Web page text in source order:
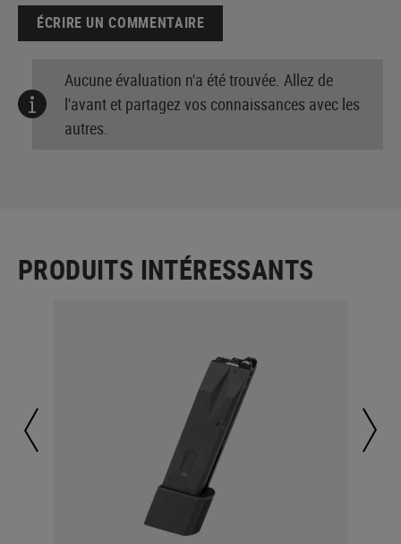
ÉCRIRE UN COMMENTAIRE
Aucune évaluation n'a été trouvée. Allez de
l'avant et partagez vos connaissances avec les
autres.
PRODUITS INTÉRESSANTS